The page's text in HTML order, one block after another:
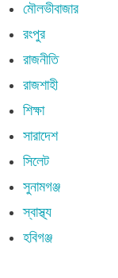
মৌলভীবাজার
রংপুর
রাজনীতি
রাজশাহী
শিক্ষা
সারাদেশ
সিলেট
সুনামগঞ্জ
স্বাস্থ্য
হবিগঞ্জ